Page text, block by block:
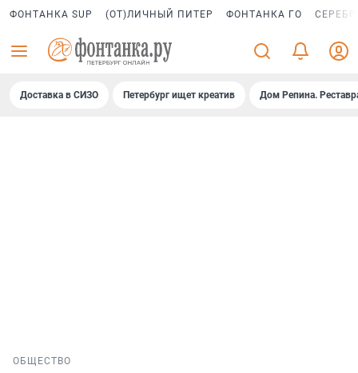
ФОНТАНКА SUP (ОТ)ЛИЧНЫЙ ПИТЕР ФОНТАНКА ГО
Доставка в СИЗО Петербург ищет креатив Дом Репина.
ОБЩЕСТВО